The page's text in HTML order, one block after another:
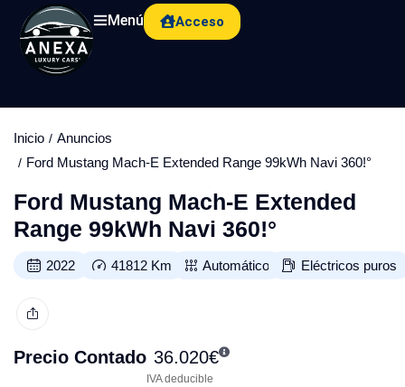
Menú Acceso
Inicio
Anuncios
Ford Mustang Mach-E Extended Range 99kWh Navi 360!°
Ford Mustang Mach-E Extended
Range 99kWh Navi 360!°
2022 41812 Km Automático Eléctricos puros
Precio Contado 36.020€
IVA deducible